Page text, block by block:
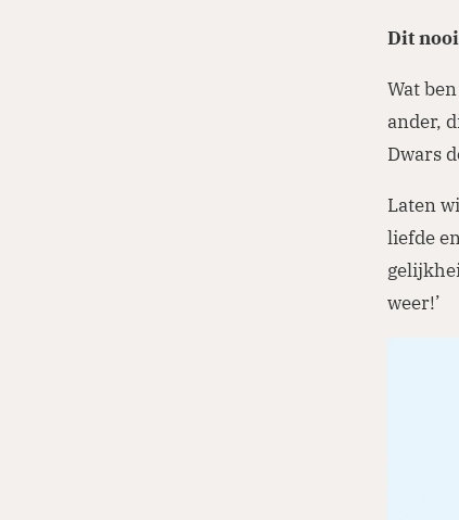
Dit
Wat
ander,
Dwars
Laten
liefde
weer!’